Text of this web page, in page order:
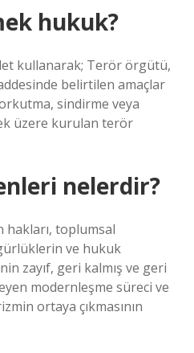
hukuk?
kullanarak; Terör örgütü,
belirtilen amaçlar
sindirme veya
üzere kurulan terör
nelerdir?
hakları, toplumsal
ve hukuk
zayıf, geri kalmış ve geri
modernleşme süreci ve
ortaya çıkmasının